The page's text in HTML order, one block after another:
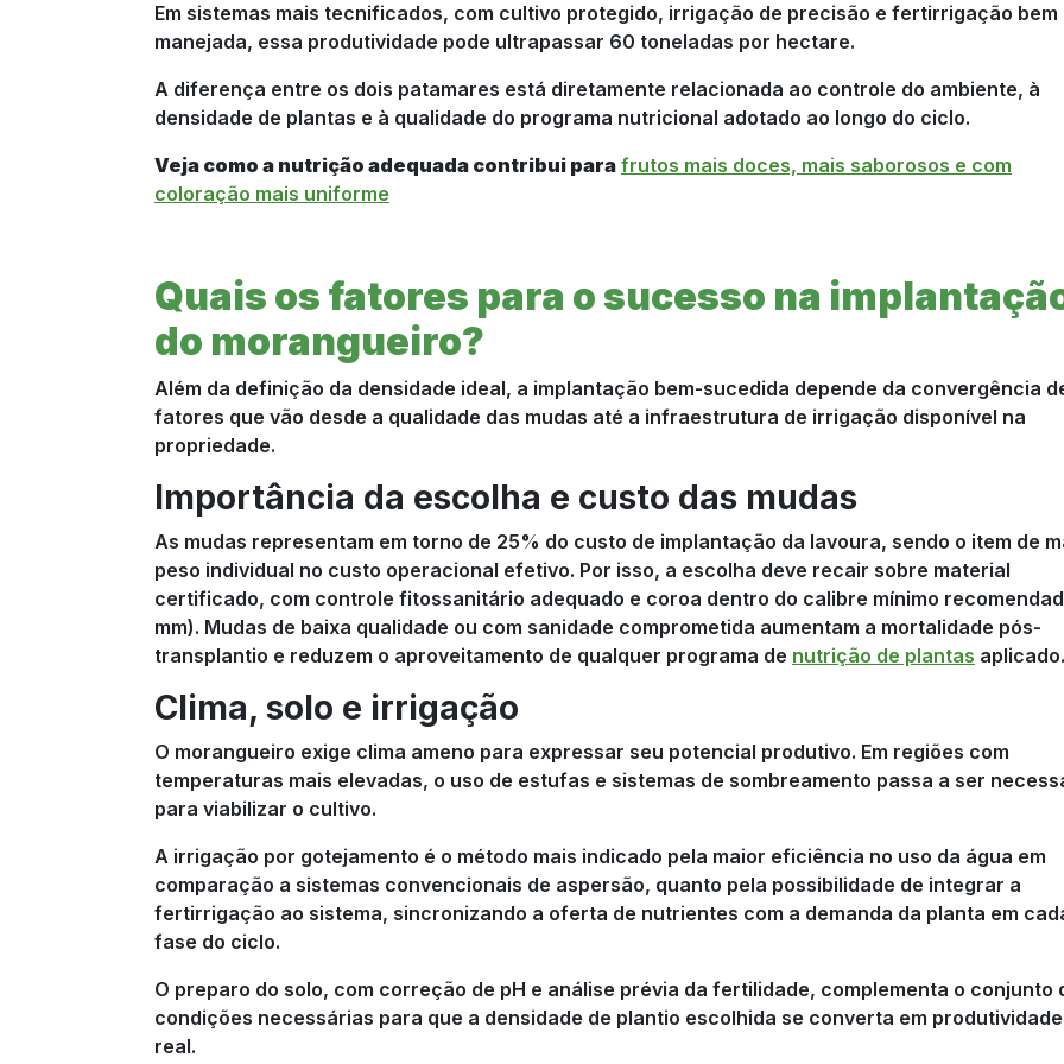
Em sistemas mais tecnificados, com cultivo protegido, irrigação de precisão e fertirrigação bem
manejada, essa produtividade pode ultrapassar 60 toneladas por hectare.
A diferença entre os dois patamares está diretamente relacionada ao controle do ambiente, à
densidade de plantas e à qualidade do programa nutricional adotado ao longo do ciclo.
Veja como a nutrição adequada contribui para frutos mais doces, mais saborosos e com
coloração mais uniforme
Quais os fatores para o sucesso na
do morangueiro?
Além da definição da densidade ideal, a implantação bem-sucedida depende da convergência
fatores que vão desde a qualidade das mudas até a infraestrutura de irrigação disponível na
propriedade.
Importância da escolha e custo das mudas
As mudas representam em torno de 25% do custo de implantação da lavoura, sendo o item de
peso individual no custo operacional efetivo. Por isso, a escolha deve recair sobre material
certificado, com controle fitossanitário adequado e coroa dentro do calibre mínimo
mm). Mudas de baixa qualidade ou com sanidade comprometida aumentam a mortalidade pós-
transplantio e reduzem o aproveitamento de qualquer programa de nutrição de plantas aplicado.
Clima, solo e irrigação
O morangueiro exige clima ameno para expressar seu potencial produtivo. Em regiões com
temperaturas mais elevadas, o uso de estufas e sistemas de sombreamento passa a ser
para viabilizar o cultivo.
A irrigação por gotejamento é o método mais indicado pela maior eficiência no uso da água em
comparação a sistemas convencionais de aspersão, quanto pela possibilidade de integrar a
fertirrigação ao sistema, sincronizando a oferta de nutrientes com a demanda da planta em
fase do ciclo.
O preparo do solo, com correção de pH e análise prévia da fertilidade, complementa o conjunto
condições necessárias para que a densidade de plantio escolhida se converta em produtividade
real.